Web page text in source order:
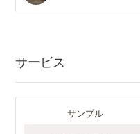
サービス
サンプル